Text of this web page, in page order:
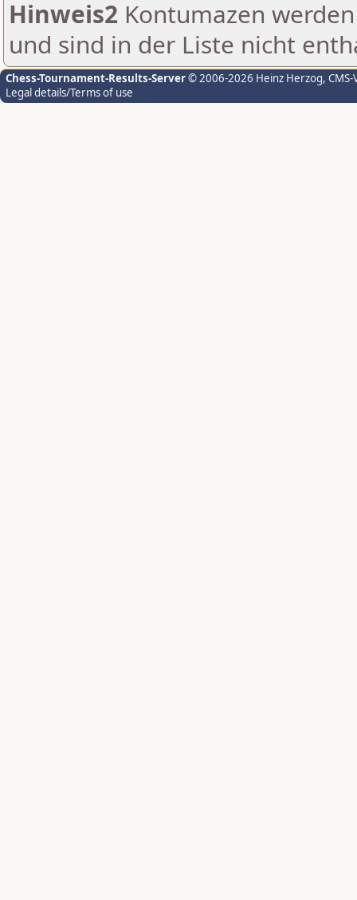
Hinweis2 Kontumazen
und sind in der Liste nicht
Chess-Tournament-Results-Server© 2006-2026 Heinz Herzog,
Legal details/Terms of use